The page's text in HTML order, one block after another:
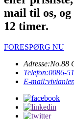
mail til os,
12 timer.
FORESPØRG NU
Adresse:No.88
Telefon:0086-
E-mail: